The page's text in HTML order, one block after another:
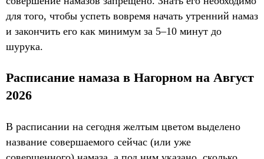
для того, чтобы успеть вовремя начать утренний намаз
и закончить его как минимум за 5–10 минут до
шурука.
Расписание намаза в Нагорном на Август
2026
В расписании на сегодня желтым цветом выделено
название совершаемого сейчас (или уже